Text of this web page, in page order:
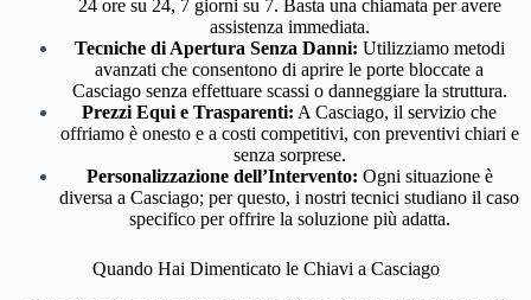
24 ore su 24, 7 giorni su 7. Basta una chiamata per avere
assistenza immediata.
Tecniche di Apertura Senza Danni: Utilizziamo metodi
avanzati che consentono di aprire le porte bloccate a
Casciago senza effettuare scassi o danneggiare la struttura.
Prezzi Equi e Trasparenti: A Casciago, il servizio che
offriamo è onesto e a costi competitivi, con preventivi chiari e
senza sorprese.
Personalizzazione dell’Intervento: Ogni situazione è
diversa a Casciago; per questo, i nostri tecnici studiano il caso
specifico per offrire la soluzione più adatta.
Quando Hai Dimenticato le Chiavi a Casciago